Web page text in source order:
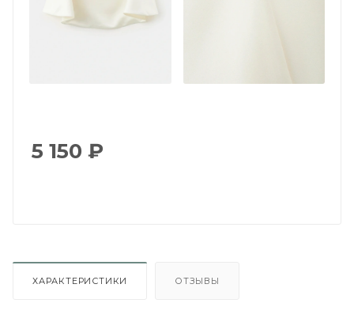
5 150 ₽
ХАРАКТЕРИСТИКИ ОТЗЫВЫ